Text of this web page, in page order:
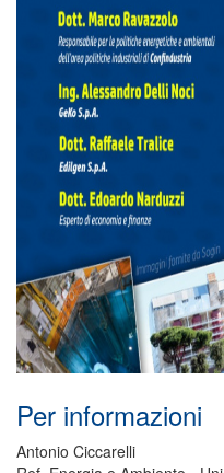
Per informazioni
Antonio Ciccarelli